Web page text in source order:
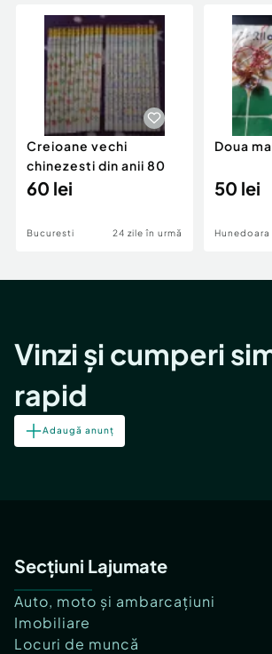
Servicii
Animale de companie
Afaceri și echipamente
Inchiriere Bunuri si Vehicule
Utilaje agricole si industriale
Piese auto si accesorii
Dacia Duster
Creioane vechi
chinezesti din anii 80
60 lei
Bucuresti 24 zile în urmă
Doua
50 lei
Hunedoara
Vinzi și cumperi
rapid
Adaugă anunț
Secțiuni Lajumate
Auto, moto și ambarcațiuni
Imobiliare
Locuri de muncă